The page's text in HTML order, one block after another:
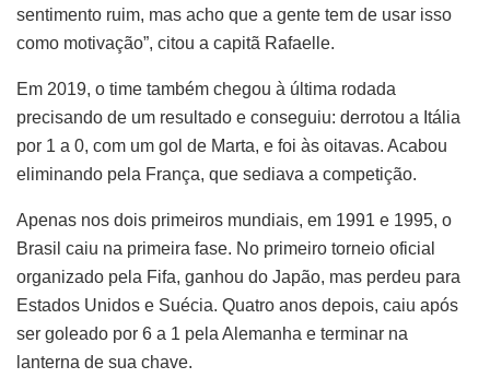
sentimento ruim, mas acho que a gente tem de usar isso
como motivação”, citou a capitã Rafaelle.
Em 2019, o time também chegou à última rodada
precisando de um resultado e conseguiu: derrotou a Itália
por 1 a 0, com um gol de Marta, e foi às oitavas. Acabou
eliminando pela França, que sediava a competição.
Apenas nos dois primeiros mundiais, em 1991 e 1995, o
Brasil caiu na primeira fase. No primeiro torneio oficial
organizado pela Fifa, ganhou do Japão, mas perdeu para
Estados Unidos e Suécia. Quatro anos depois, caiu após
ser goleado por 6 a 1 pela Alemanha e terminar na
lanterna de sua chave.